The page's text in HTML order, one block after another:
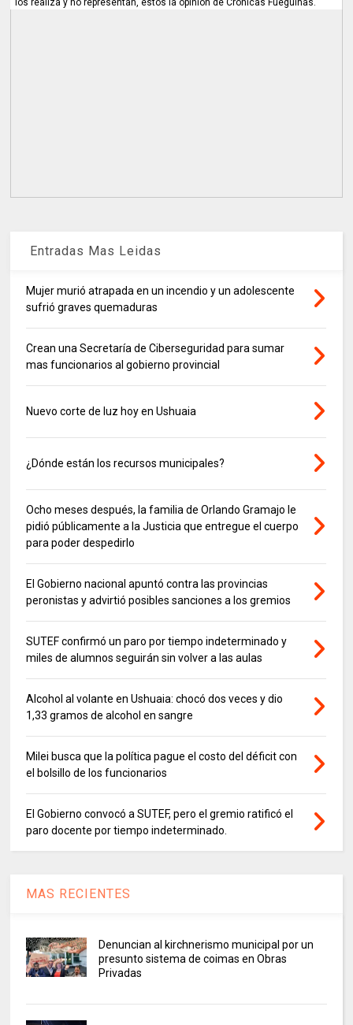
los realiza y no representan, estos la opinión de Cronicas Fueguinas.
Entradas Mas Leidas
Mujer murió atrapada en un incendio y un adolescente
sufrió graves quemaduras
Crean una Secretaría de Ciberseguridad para sumar
mas funcionarios al gobierno provincial
Nuevo corte de luz hoy en Ushuaia
¿Dónde están los recursos municipales?
Ocho meses después, la familia de Orlando Gramajo le
pidió públicamente a la Justicia que entregue el cuerpo
para poder despedirlo
El Gobierno nacional apuntó contra las provincias
peronistas y advirtió posibles sanciones a los gremios
SUTEF confirmó un paro por tiempo indeterminado y
miles de alumnos seguirán sin volver a las aulas
Alcohol al volante en Ushuaia: chocó dos veces y dio
1,33 gramos de alcohol en sangre
Milei busca que la política pague el costo del déficit con
el bolsillo de los funcionarios
El Gobierno convocó a SUTEF, pero el gremio ratificó el
paro docente por tiempo indeterminado.
MAS RECIENTES
Denuncian al kirchnerismo municipal por un
presunto sistema de coimas en Obras
Privadas